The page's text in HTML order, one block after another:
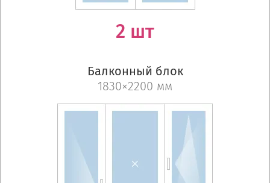
2 шт
Балконный блок
1830×2200 мм